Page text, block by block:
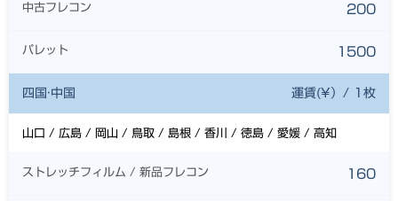
中古フレコン 200
パレット 1500
四国·中国 運賃(¥）/ 1枚
山口 / 広島 / 岡山 / 鳥取 / 島根 / 香川 / 徳島 / 愛媛 / 高知
ストレッチフィルム / 新品フレコン 160